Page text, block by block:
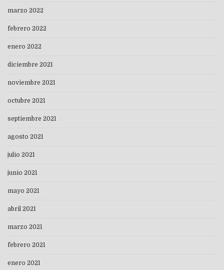
marzo 2022
febrero 2022
enero 2022
diciembre 2021
noviembre 2021
octubre 2021
septiembre 2021
agosto 2021
julio 2021
junio 2021
mayo 2021
abril 2021
marzo 2021
febrero 2021
enero 2021